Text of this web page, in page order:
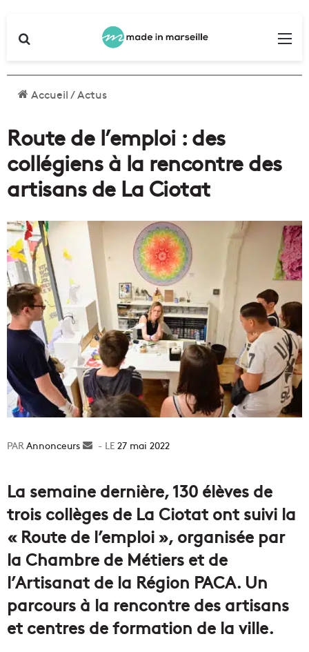
Accueil/Actus
Route de l’emploi : des
collégiens à la rencontre des
artisans de La Ciotat
Annonceurs
Envoyer27 mai 2022
La semaine dernière, 130 élèves de
trois collèges de La Ciotat ont suivi la
« Route de l’emploi », organisée par
la Chambre de Métiers et de
l’Artisanat de la Région PACA. Un
parcours à la rencontre des artisans
et centres de formation de la ville.